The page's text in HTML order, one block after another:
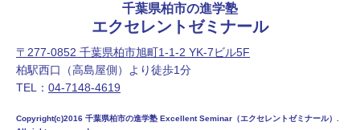
千葉県柏市の進学塾
エクセレントゼミナール
〒277-0852 千葉県柏市旭町1-1-2 YK-7ビル5F
柏駅西口（高島屋側）より徒歩1分
TEL： 04-7148-4619
Copyright(c)2016 千葉県柏市の進学塾 Excellent Seminar（エクセレントゼミナール）.